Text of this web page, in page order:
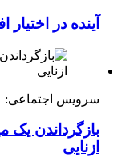
آینده در
سرویس اجتماعی:
بازگرداندن یک
ازنایی